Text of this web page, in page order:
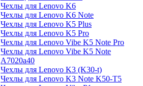
Чехлы для Lenovo K6
Чехлы для Lenovo K6 Note
Чехлы для Lenovo K5 Plus
Чехлы для Lenovo K5 Pro
Чехлы для Lenovo Vibe K5 Note Pro
Чехлы для Lenovo Vibe K5 Note
A7020a40
Чехлы для Lenovo K3 (K30-t)
Чехлы для Lenovo K3 Note K50-T5